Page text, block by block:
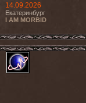
14.09.2026
Екатеринбург
I AM MORBID